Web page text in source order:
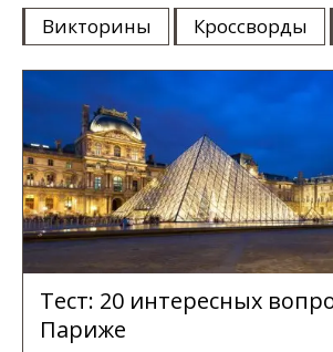
Викторины Кроссворды
Тест: 20 интересных
Париже